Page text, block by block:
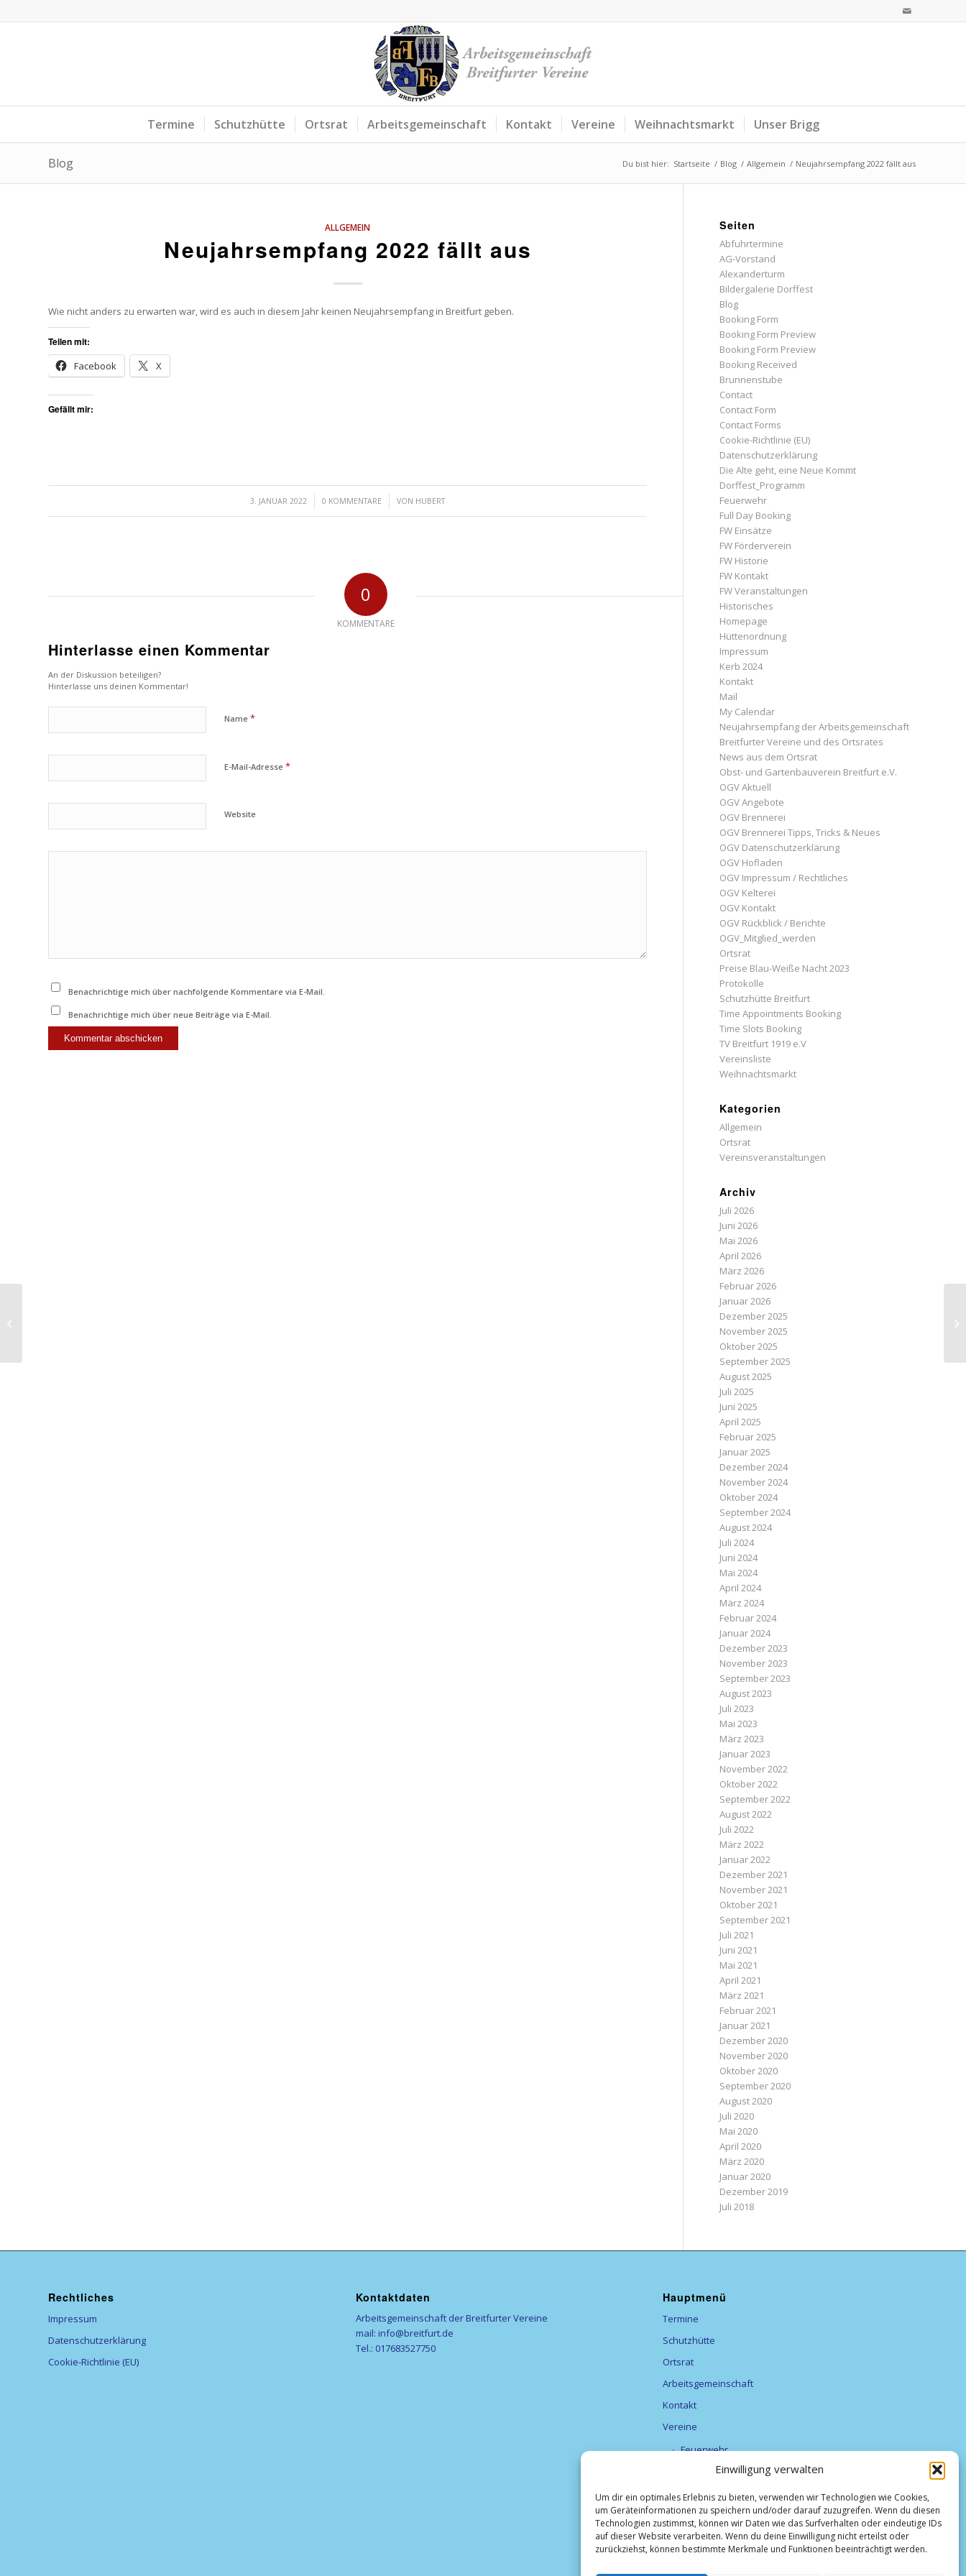
Einwilligung verwalten
Um dir ein optimales Erlebnis zu bieten, verwenden wir Technologien wie Cookies,
um Geräteinformationen zu speichern und/oder darauf zuzugreifen. Wenn du diesen
Technologien zustimmst, können wir Daten wie das Surfverhalten oder eindeutige IDs
auf dieser Website verarbeiten. Wenn du deine Einwilligung nicht erteilst oder
zurückziehst, können bestimmte Merkmale und Funktionen beeinträchtigt werden.
Termine Schutzhütte Ortsrat Arbeitsgemeinschaft Kontakt Vereine Weihnachtsmarkt Unser Brigg
Blog Du bist hier: Startseite / Blog / Allgemein / Neujahrsempfang 2022 fällt aus
ALLGEMEIN
Neujahrsempfang 2022 fällt aus
Wie nicht anders zu erwarten war, wird es auch in diesem Jahr keinen Neujahrsempfang in Breitfurt geben.
Teilen mit:
Facebook
X
Gefällt mir:
3. JANUAR 2022
/ 0 KOMMENTARE
/ VON HUBERT
0
KOMMENTARE
Hinterlasse einen Kommentar
An der Diskussion beteiligen?
Hinterlasse uns deinen Kommentar!
Name *
E-Mail-Adresse *
Website
Benachrichtige mich über nachfolgende Kommentare via E-Mail.
Benachrichtige mich über neue Beiträge via E-Mail.
Seiten
Abfuhrtermine
AG-Vorstand
Alexanderturm
Bildergalerie Dorffest
Blog
Booking Form
Booking Form Preview
Booking Form Preview
Booking Received
Brunnenstube
Contact
Contact Form
Contact Forms
Cookie-Richtlinie (EU)
Datenschutzerklärung
Die Alte geht, eine Neue Kommt
Dorffest_Programm
Feuerwehr
Full Day Booking
FW Einsätze
FW Förderverein
FW Historie
FW Kontakt
FW Veranstaltungen
Historisches
Homepage
Hüttenordnung
Impressum
Kerb 2024
Kontakt
Mail
My Calendar
Neujahrsempfang der Arbeitsgemeinschaft
Breitfurter Vereine und des Ortsrates
News aus dem Ortsrat
Obst- und Gartenbauverein Breitfurt e.V.
OGV Aktuell
OGV Angebote
OGV Brennerei
OGV Brennerei Tipps, Tricks & Neues
OGV Datenschutzerklärung
OGV Hofladen
OGV Impressum / Rechtliches
OGV Kelterei
OGV Kontakt
OGV Rückblick / Berichte
OGV_Mitglied_werden
Ortsrat
Preise Blau-Weiße Nacht 2023
Protokolle
Schutzhütte Breitfurt
Time Appointments Booking
Time Slots Booking
TV Breitfurt 1919 e.V
Vereinsliste
Weihnachtsmarkt
Kategorien
Allgemein
Ortsrat
Vereinsveranstaltungen
Archiv
Juli 2026
Juni 2026
Mai 2026
April 2026
März 2026
Februar 2026
Januar 2026
Dezember 2025
November 2025
Oktober 2025
September 2025
August 2025
Juli 2025
Juni 2025
April 2025
Februar 2025
Januar 2025
Dezember 2024
November 2024
Oktober 2024
September 2024
August 2024
Juli 2024
Juni 2024
Mai 2024
April 2024
März 2024
Februar 2024
Januar 2024
Dezember 2023
November 2023
September 2023
August 2023
Juli 2023
Mai 2023
März 2023
Januar 2023
November 2022
Oktober 2022
September 2022
August 2022
Juli 2022
März 2022
Januar 2022
Dezember 2021
November 2021
Oktober 2021
September 2021
Juli 2021
Juni 2021
Mai 2021
April 2021
März 2021
Februar 2021
Januar 2021
Dezember 2020
November 2020
Oktober 2020
September 2020
August 2020
Juli 2020
Mai 2020
April 2020
März 2020
Januar 2020
Dezember 2019
Juli 2018
Rechtliches
Impressum
Datenschutzerklärung
Cookie-Richtlinie (EU)
Kontaktdaten
Arbeitsgemeinschaft der Breitfurter Vereine
mail: info@breitfurt.de
Tel.: 017683527750
Hauptmenü
Termine
Schutzhütte
Ortsrat
Arbeitsgemeinschaft
Kontakt
Vereine
Feuerwehr
Förderverein Alexanderturm
Obst- und Gartenbauverein Breitfurt e.V.
TV Breitfurt 1919 e.V
Vereinsliste